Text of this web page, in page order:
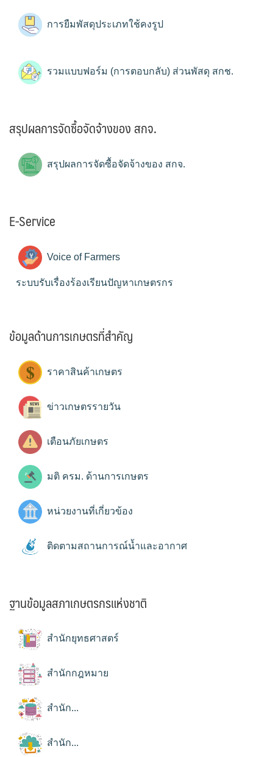
การยืมพัสดุประเภทใช้คงรูป
รวมแบบฟอร์ม (การตอบกลับ) ส่วนพัสดุ สกช.
สรุปผลการจัดซื้อจัดจ้างของ สกจ.
สรุปผลการจัดซื้อจัดจ้างของ สกจ.
E-Service
Voice of Farmers
ระบบรับเรื่องร้องเรียนปัญหาเกษตรกร
ข้อมูลด้านการเกษตรที่สำคัญ
ราคาสินค้าเกษตร
ข่าวเกษตรรายวัน
เตือนภัยเกษตร
มติ ครม. ด้านการเกษตร
หน่วยงานที่เกี่ยวข้อง
ติดตามสถานการณ์น้ำและอากาศ
ฐานข้อมูลสภาเกษตรกรแห่งชาติ
สำนักยุทธศาสตร์
สำนักกฎหมาย
สำนัก...
สำนัก...